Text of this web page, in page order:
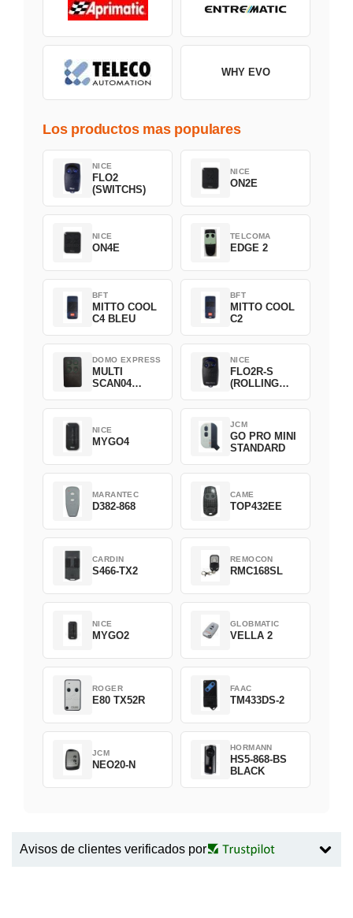
WHY EVO
Los productos mas populares
NICE
FLO2
(SWITCHS)
NICE
ON2E
NICE
ON4E
TELCOMA
EDGE 2
BFT
MITTO COOL
C4 BLEU
BFT
MITTO COOL
C2
DOMO EXPRESS
MULTI
SCAN04
NICE
FLO2R-S
(ROLLING
NICE
MYGO4
JCM
GO PRO MINI
STANDARD
MARANTEC
D382-868
CAME
TOP432EE
CARDIN
S466-TX2
REMOCON
RMC168SL
NICE
MYGO2
GLOBMATIC
VELLA 2
ROGER
E80 TX52R
FAAC
TM433DS-2
JCM
NEO20-N
HORMANN
HS5-868-BS
BLACK
Avisos de clientes verificados por